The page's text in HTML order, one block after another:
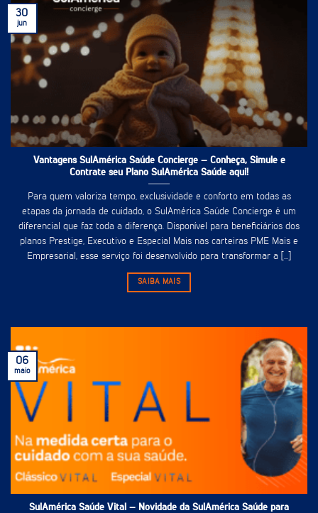
Vantagens SulAmérica Saúde Concierge – Conheça, Simule e
Contrate seu Plano SulAmérica Saúde aqui!
Para quem valoriza tempo, exclusividade e conforto em todas as
etapas da jornada de cuidado, o SulAmérica Saúde Concierge é um
diferencial que faz toda a diferença. Disponível para beneficiários dos
planos Prestige, Executivo e Especial Mais nas carteiras PME Mais e
Empresarial, esse serviço foi desenvolvido para transformar a [...]
SAIBA MAIS
30
jun
SulAmérica Saúde Vital – Novidade da SulAmérica Saúde para
06
maio